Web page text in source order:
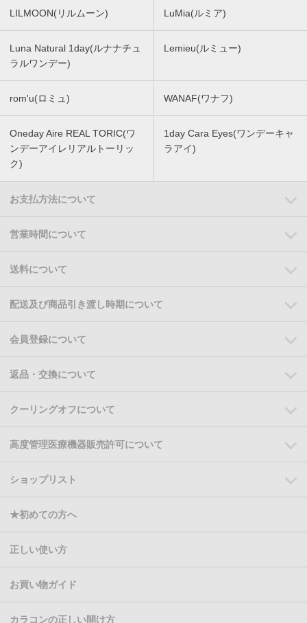
LILMOON(リルムーン) LuMia(ルミア)
Luna Natural 1day(ルナナチュ
ラルワンデー)
Lemieu(ルミュー)
rom'u(ロミュ) WANAF(ワナフ)
Oneday Aire REAL TORIC(ワ
ンデーアイレリアルトーリッ
ク)
1day Cara Eyes(ワンデーキャ
ラアイ)
お支払方法について
営業時間について
送料について
配送及び商品引き渡し時期について
会員登録について
返品・交換について
クーリングオフについて
高度管理医療機器販売許可について
ショップリスト
★初めての方へ
正しい使い方
お買い物ガイド
カラコンの正しい開け方